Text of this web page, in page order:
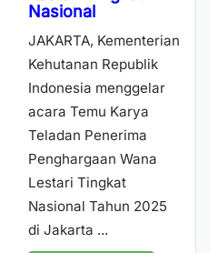
Nasional
JAKARTA, Kementerian
Kehutanan Republik
Indonesia menggelar
acara Temu Karya
Teladan Penerima
Penghargaan Wana
Lestari Tingkat
Nasional Tahun 2025
di Jakarta ...